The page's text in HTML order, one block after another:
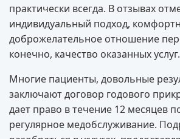
практически всегда. В отзывах
индивидуальный подход,
доброжелательное отношение
конечно, качество оказанных услуг.
Многие пациенты, довольные
заключают договор годового
дает право в течение 12 месяцев
регулярное медобслуживание.